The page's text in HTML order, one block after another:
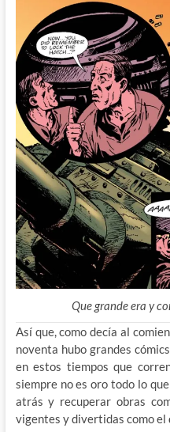
Que grande era y
Así que, como decía al
noventa hubo grandes
en estos tiempos que
siempre no es oro todo lo
atrás y recuperar obras
vigentes y divertidas como el